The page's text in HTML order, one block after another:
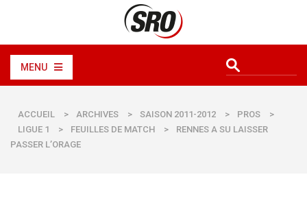
MENU
ACCUEIL > ARCHIVES > SAISON 2011-2012 > PROS
>
LIGUE 1
> FEUILLES DE MATCH >
RENNES A SU LAISSER
PASSER L’ORAGE